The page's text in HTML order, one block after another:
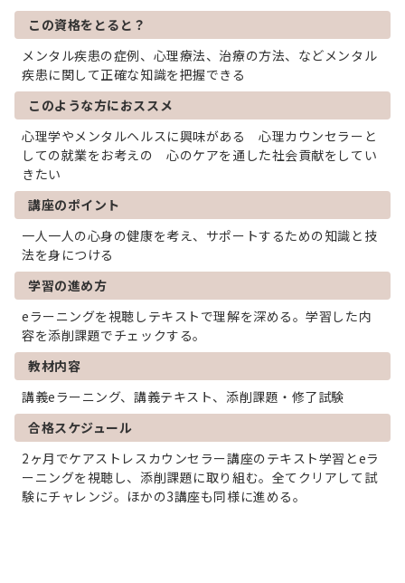
この資格をとると？
メンタル疾患の症例、心理療法、治療の方法、などメンタル
疾患に関して正確な知識を把握できる
このような方におススメ
心理学やメンタルヘルスに興味がある 心理カウンセラーと
しての就業をお考えの 心のケアを通した社会貢献をしてい
きたい
講座のポイント
一人一人の心身の健康を考え、サポートするための知識と技
法を身につける
学習の進め方
eラーニングを視聴しテキストで理解を深める。学習した内
容を添削課題でチェックする。
教材内容
講義eラーニング、講義テキスト、添削課題・修了試験
合格スケジュール
2ヶ月でケアストレスカウンセラー講座のテキスト学習とeラ
ーニングを視聴し、添削課題に取り組む。全てクリアして試
験にチャレンジ。ほかの3講座も同様に進める。